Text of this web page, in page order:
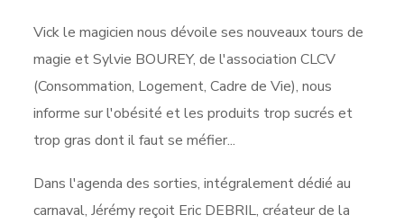
Vick le magicien nous dévoile ses nouveaux tours de
magie et Sylvie BOUREY, de l'association CLCV
(Consommation, Logement, Cadre de Vie), nous
informe sur l'obésité et les produits trop sucrés et
trop gras dont il faut se méfier...
Dans l'agenda des sorties, intégralement dédié au
carnaval, Jérémy reçoit Eric DEBRIL, créateur de la